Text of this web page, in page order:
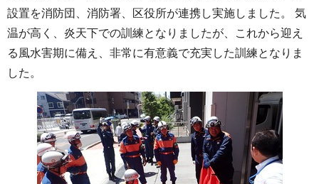
設置を消防団、消防署、区役所が連携し実施しました。 気
温が高く、炎天下での訓練となりましたが、これから迎え
る風水害期に備え、非常に有意義で充実した訓練となりま
した。